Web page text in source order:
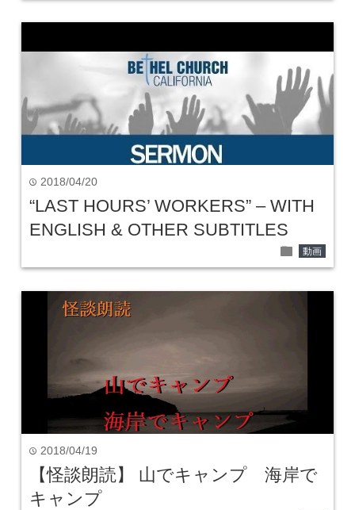
time 2018/04/20
“LAST HOURS’ WORKERS” – WITH
ENGLISH & OTHER SUBTITLES
folder 動画
time 2018/04/19
【怪談朗読】 山でキャンプ 海岸で
キャンプ